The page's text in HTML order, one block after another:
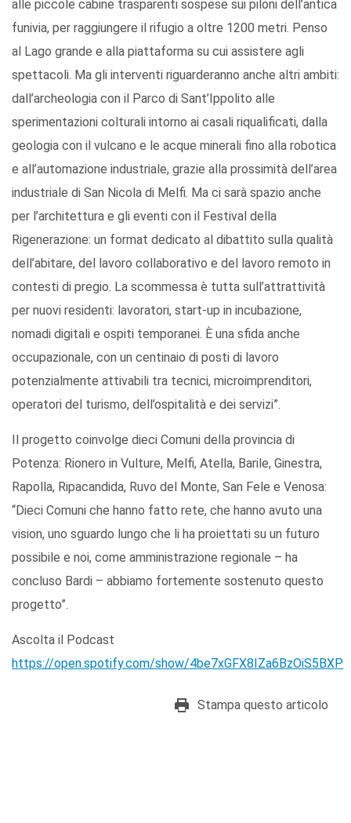
alle piccole cabine trasparenti sospese sui piloni dell’antica
funivia, per raggiungere il rifugio a oltre 1200 metri. Penso
al Lago grande e alla piattaforma su cui assistere agli
spettacoli. Ma gli interventi riguarderanno anche altri ambiti:
dall’archeologia con il Parco di Sant’Ippolito alle
sperimentazioni colturali intorno ai casali riqualificati, dalla
geologia con il vulcano e le acque minerali fino alla robotica
e all’automazione industriale, grazie alla prossimità dell’area
industriale di San Nicola di Melfi. Ma ci sarà spazio anche
per l’architettura e gli eventi con il Festival della
Rigenerazione: un format dedicato al dibattito sulla qualità
dell’abitare, del lavoro collaborativo e del lavoro remoto in
contesti di pregio. La scommessa è tutta sull’attrattività
per nuovi residenti: lavoratori, start-up in incubazione,
nomadi digitali e ospiti temporanei. È una sfida anche
occupazionale, con un centinaio di posti di lavoro
potenzialmente attivabili tra tecnici, microimprenditori,
operatori del turismo, dell’ospitalità e dei servizi”.
Il progetto coinvolge dieci Comuni della provincia di
Potenza: Rionero in Vulture, Melfi, Atella, Barile, Ginestra,
Rapolla, Ripacandida, Ruvo del Monte, San Fele e Venosa:
“Dieci Comuni che hanno fatto rete, che hanno avuto una
vision, uno sguardo lungo che li ha proiettati su un futuro
possibile e noi, come amministrazione regionale – ha
concluso Bardi – abbiamo fortemente sostenuto questo
progetto”.
Ascolta il Podcast
https://open.spotify.com/show/4be7xGFX8IZa6BzOiS5BXP
Stampa questo articolo